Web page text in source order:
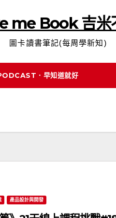
me Book 吉米
圖卡讀書筆記(每周學新知)
．早知道就好
產品設計與開發